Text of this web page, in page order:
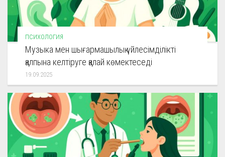
ПСИХОЛОГИЯ
Музыка мен шығармашылық үйлесімділікті
қалпына келтіруге қалай көмектеседі
19.09.2025